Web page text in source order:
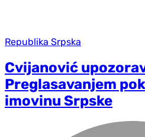
Republika Srpska
Cvijanović
Preglasavanjem
imovinu Srpske